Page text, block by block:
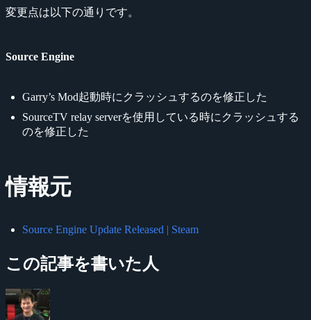
変更点は以下の通りです。
Source Engine
Garry’s Mod起動時にクラッシュするのを修正した
SourceTV relay serverを使用している時にクラッシュする
のを修正した
情報元
Source Engine Update Released | Steam
この記事を書いた人